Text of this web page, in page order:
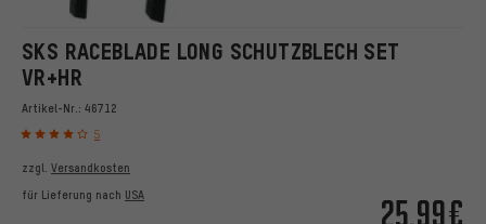
SKS RACEBLADE LONG SCHUTZBLECH SET
VR+HR
Artikel-Nr.: 46712
5
25,99€
zzgl. Versandkosten
für Lieferung nach USA